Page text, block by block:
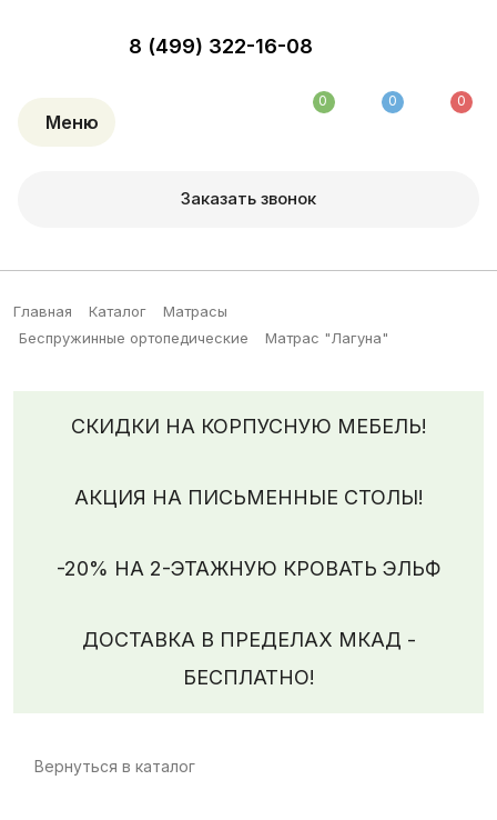
8 (499) 322-16-08
Меню
0 0 0
Заказать звонок
Главная Каталог
Матрасы
Беспружинные ортопедические
Матрас "Лагуна"
СКИДКИ НА КОРПУСНУЮ МЕБЕЛЬ!
АКЦИЯ НА ПИСЬМЕННЫЕ СТОЛЫ!
-20% НА 2-ЭТАЖНУЮ КРОВАТЬ ЭЛЬФ
ДОСТАВКА В ПРЕДЕЛАХ МКАД -
БЕСПЛАТНО!
Вернуться в каталог